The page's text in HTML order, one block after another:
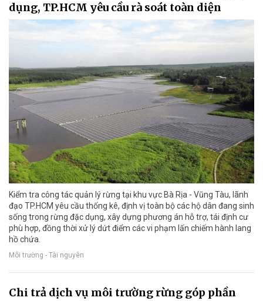
dụng, TP.HCM yêu cầu rà soát toàn diện
Kiểm tra công tác quản lý rừng tại khu vực Bà Rịa - Vũng Tàu, lãnh
đạo TP.HCM yêu cầu thống kê, định vị toàn bộ các hộ dân đang sinh
sống trong rừng đặc dụng, xây dựng phương án hỗ trợ, tái định cư
phù hợp, đồng thời xử lý dứt điểm các vi phạm lấn chiếm hành lang
hồ chứa.
Môi trường - Tài nguyên
Chi trả dịch vụ môi trường rừng góp phần